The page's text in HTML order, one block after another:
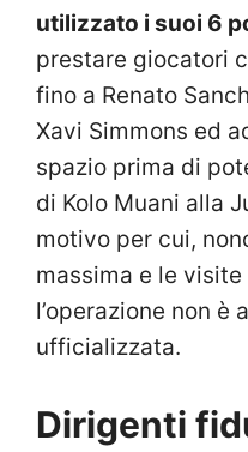
utilizzato i suoi 6
prestare giocatori
fino a Renato
Xavi Simmons ed
spazio prima di
di Kolo Muani alla
motivo per cui,
massima e le
l’operazione non è
ufficializzata.
Dirigenti